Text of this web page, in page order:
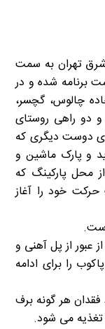
از شرق تهران به سمت
برنامه شده و در
جاده چالوس، گچسر،
دو راهی روستای
دوست دیگری که
و پارک ماشین و
راس ساعت ۷ صبح از محل پارکینگ که
حرکت خود را آغاز
عبور از پل آهنی و
را برای ادامه
فقدان هر گونه برف
می شود.